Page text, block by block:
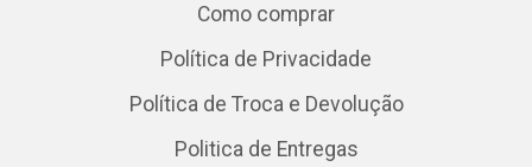
Como comprar
Política de Privacidade
Política de Troca e Devolução
Politica de Entregas